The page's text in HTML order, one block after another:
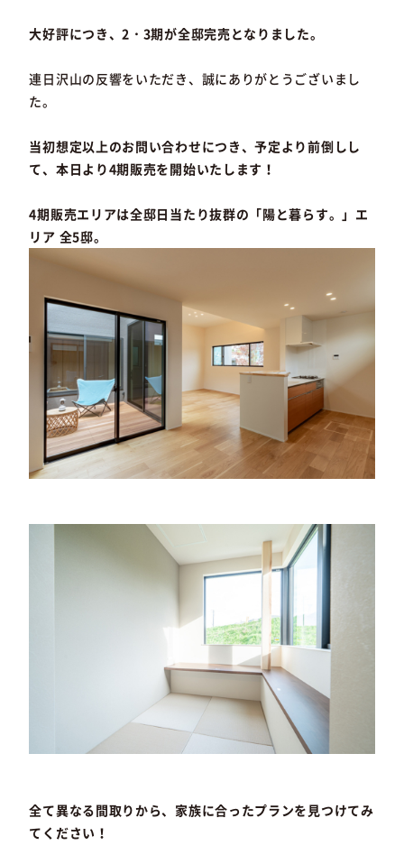
大好評につき、2・3期が全邸完売となりました。
連日沢山の反響をいただき、誠にありがとうございまし
た。
当初想定以上のお問い合わせにつき、予定より前倒しし
て、本日より4期販売を開始いたします！
4期販売エリアは全邸日当たり抜群の「陽と暮らす。」エ
リア 全5邸。
全て異なる間取りから、家族に合ったプランを見つけてみ
てください！